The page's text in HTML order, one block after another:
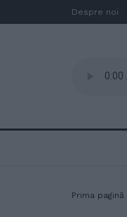
Despre noi
Prima pagină